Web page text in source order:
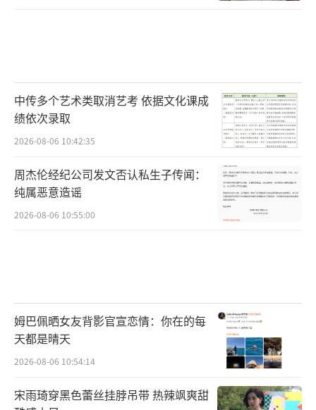
中传多个艺术类取消艺考 依据文化课成
绩依次录取
2026-08-06 10:42:35
周杰伦经纪公司发文否认私生子传闻：
纯属恶意造谣
2026-08-06 10:55:00
姆巴佩晒女友背影官宣恋情：你在的每
天都是晴天
2026-08-06 10:54:14
宋雨琦穿黑色蕾丝挂脖吊带 热辣飒爽甜